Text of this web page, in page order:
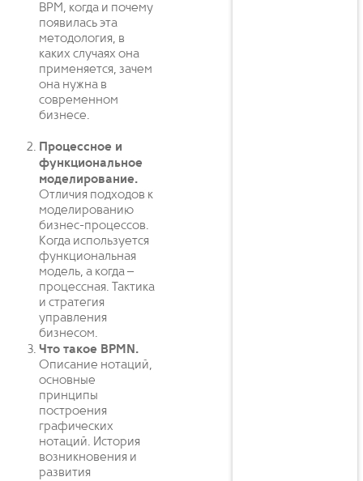
BPM, когда и почему
появилась эта
методология, в
каких случаях она
применяется, зачем
она нужна в
современном
бизнесе.
Процессное и
функциональное
моделирование.
Отличия подходов к
моделированию
бизнес-процессов.
Когда используется
функциональная
модель, а когда –
процессная. Тактика
и стратегия
управления
бизнесом.
Что такое BPMN.
Описание нотаций,
основные
принципы
построения
графических
нотаций. История
возникновения и
развития